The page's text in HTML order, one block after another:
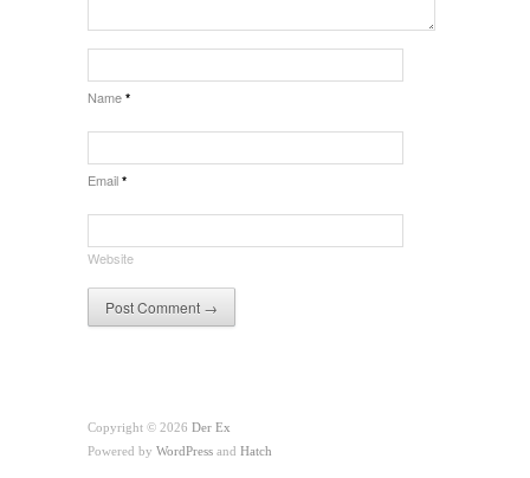
Name *
Email *
Website
Copyright © 2026 Der Ex
Powered by WordPress and Hatch